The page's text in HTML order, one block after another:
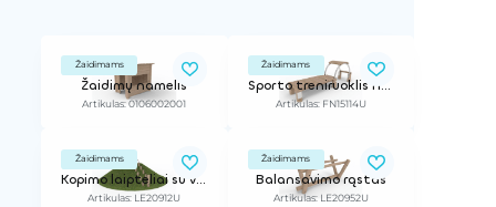
Žaidimams
Žaidimų namelis
Artikulas: 0106002001
Žaidimams
Sporto treniruoklis nugarai ir pilvo presui iš Robinia medienos
Artikulas: FN15114U
Žaidimams
Kopimo laipteliai su virve prisilaikymui
Artikulas: LE20912U
Žaidimams
Balansavimo rąstas
Artikulas: LE20952U